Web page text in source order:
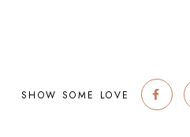
SHOW SOME LOVE